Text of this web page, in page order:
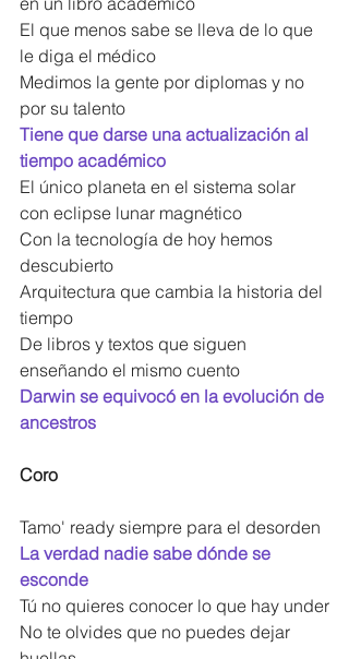
El que menos sabe se lleva de lo que
le diga el médico
Medimos la gente por diplomas y no
por su talento
Tiene que darse una actualización al
tiempo académico
El único planeta en el sistema solar
con eclipse lunar magnético
Con la tecnología de hoy hemos
descubierto
Arquitectura que cambia la historia del
tiempo
De libros y textos que siguen
enseñando el mismo cuento
Darwin se equivocó en la evolución de
ancestros
Coro
Tamo' ready siempre para el desorden
La verdad nadie sabe dónde se
esconde
Tú no quieres conocer lo que hay under
No te olvides que no puedes dejar